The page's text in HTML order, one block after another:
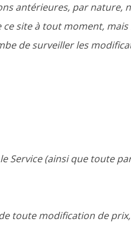
antérieures, par nature,
site à tout moment, mais
de surveiller les
(ainsi que toute
toute modification de